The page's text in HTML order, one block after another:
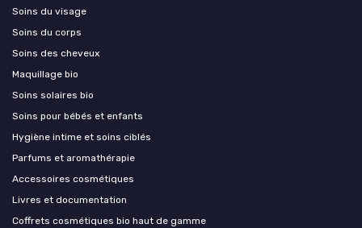
Soins du visage
Soins du corps
Soins des cheveux
Maquillage bio
Soins solaires bio
Soins pour bébés et enfants
Hygiène intime et soins ciblés
Parfums et aromathérapie
Accessoires cosmétiques
Livres et documentation
Coffrets cosmétiques bio haut de gamme